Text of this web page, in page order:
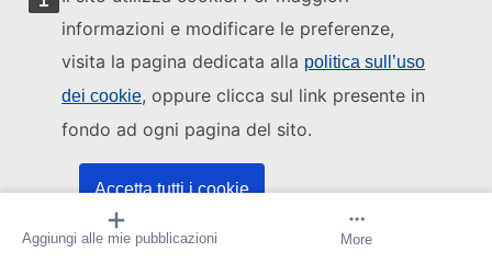
informazioni e modificare le preferenze,
visita la pagina dedicata alla politica sull’uso
dei cookie, oppure clicca sul link presente in
fondo ad ogni pagina del sito.
Accetta tutti i cookie
Accetta solo i cookie essenziali
Aggiungi alle mie pubblicazioni Crea avviso
More
Incontraci presso uno dei centri dell’UE
Cerca i canali social dell’UE
Istituzioni e organi dell’UE
Cerca tutte le istituzioni e gli organi dell’UE